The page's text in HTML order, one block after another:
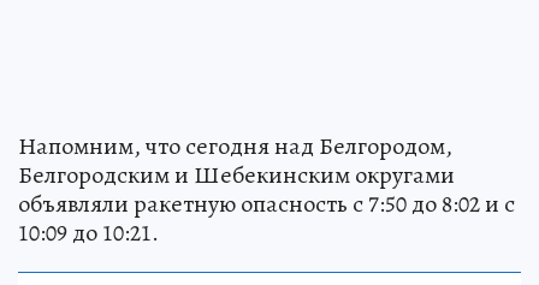
Напомним, что сегодня над Белгородом,
Белгородским и Шебекинским округами
объявляли ракетную опасность с 7:50 до 8:02 и с
10:09 до 10:21.